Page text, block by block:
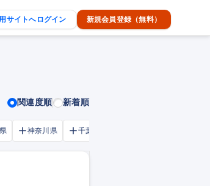
サイトへログイン 新規会員登録（無料）
関連度順 新着順
神奈川県 千葉市